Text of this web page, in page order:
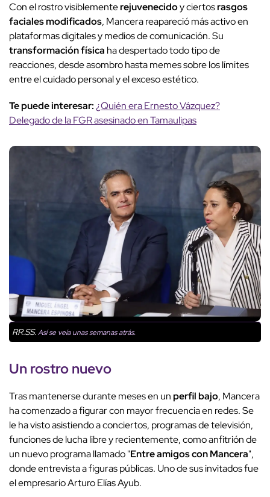
Con el rostro visiblementerejuvenecidoy ciertosrasgos
faciales modificados, Mancera reapareció más activo en
plataformas digitales y medios de comunicación. Su
transformación física ha despertado todo tipo de
reacciones, desde asombro hasta memes sobre los límites
entre el cuidado personal y el exceso estético.
Te puede interesar:¿Quién era Ernesto Vázquez?
Delegado de la FGR asesinado en Tamaulipas
RR.SS.Así se veía unas semanas atrás.
Un rostro nuevo
Tras mantenerse durante meses en unperfil bajo, Mancera
ha comenzado a figurar con mayor frecuencia en redes. Se
le ha visto asistiendo a conciertos, programas de televisión,
funciones de lucha libre y recientemente, como anfitrión de
un nuevo programa llamado "Entre amigos con Mancera",
donde entrevista a figuras públicas. Uno de sus invitados fue
el empresario Arturo Elías Ayub.